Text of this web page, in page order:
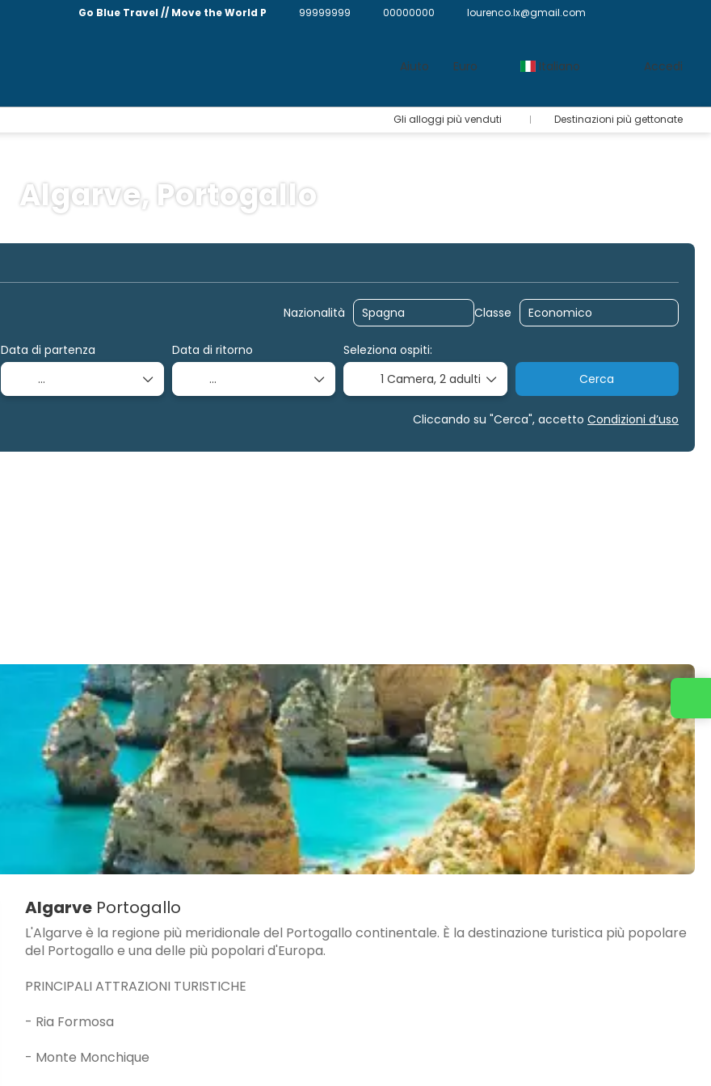
Go Blue Travel // Move the World P 99999999 00000000 lourenco.lx@gmail.com
Aiuto Euro Italiano Accedi
Gli alloggi più venduti Destinazioni più gettonate
Algarve, Portogallo
Nazionalità Classe
Data di partenza Data di ritorno
Seleziona ospiti:
1 Camera,2 adulti Cerca
Cliccando su "Cerca", accetto Condizioni d’uso
AlgarvePortogallo
L'Algarve è la regione più meridionale del Portogallo continentale. È la destinazione turistica più popolare
del Portogallo e una delle più popolari d'Europa.
PRINCIPALI ATTRAZIONI TURISTICHE
- Ria Formosa
- Monte Monchique
Contattaci